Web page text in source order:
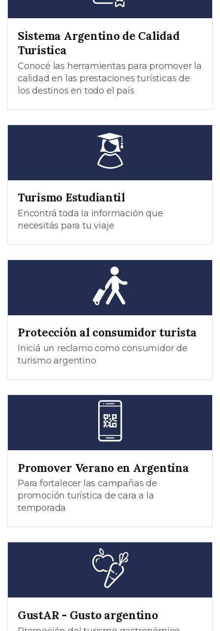
Sistema Argentino de Calidad
Turística
Conocé las herramientas para promover la
calidad en las prestaciones turísticas de
los destinos en todo el país
Turismo Estudiantil
Encontrá toda la información que
necesitás para tu viaje
Protección al consumidor turista
Iniciá un reclamo como consumidor de
turismo argentino
Promover Verano en Argentina
Para fortalecer las campañas de
promoción turística de cara a la
temporada
GustAR - Gusto argentino